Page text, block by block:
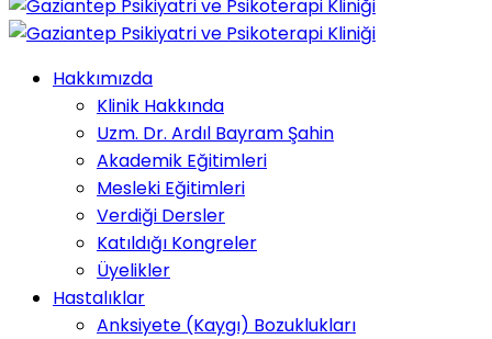
Hakkımızda
Klinik Hakkında
Uzm. Dr. Ardıl Bayram Şahin
Akademik Eğitimleri
Mesleki Eğitimleri
Verdiği Dersler
Katıldığı Kongreler
Üyelikler
Hastalıklar
Anksiyete (Kaygı) Bozuklukları